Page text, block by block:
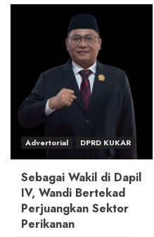
Advertorial DPRD KUKAR
Sebagai Wakil di Dapil
IV, Wandi Bertekad
Perjuangkan Sektor
Perikanan